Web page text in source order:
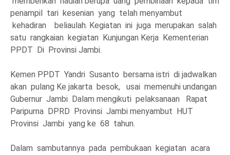
penampil tari kesenian yang telah menyambut
kehadiran beliaulah. Kegiatan ini juga merupakan salah
satu rangkaian kegiatan Kunjungan Kerja Kementerian
PPDT Di Provinsi Jambi.
Kemen PPDT Yandri Susanto bersama istri di jadwalkan
akan pulang Ke jakarta besok, usai memenuhi undangan
Gubernur Jambi Dalam mengikuti pelaksanaan Rapat
Paripurna DPRD Provinsi Jambi menyambut HUT
Provinsi Jambi yang ke 68 tahun.
Dalam sambutannya pada pembukaan kegiatan acara